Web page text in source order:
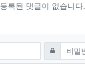
등록된 댓글이 없습니다.
비밀번호필